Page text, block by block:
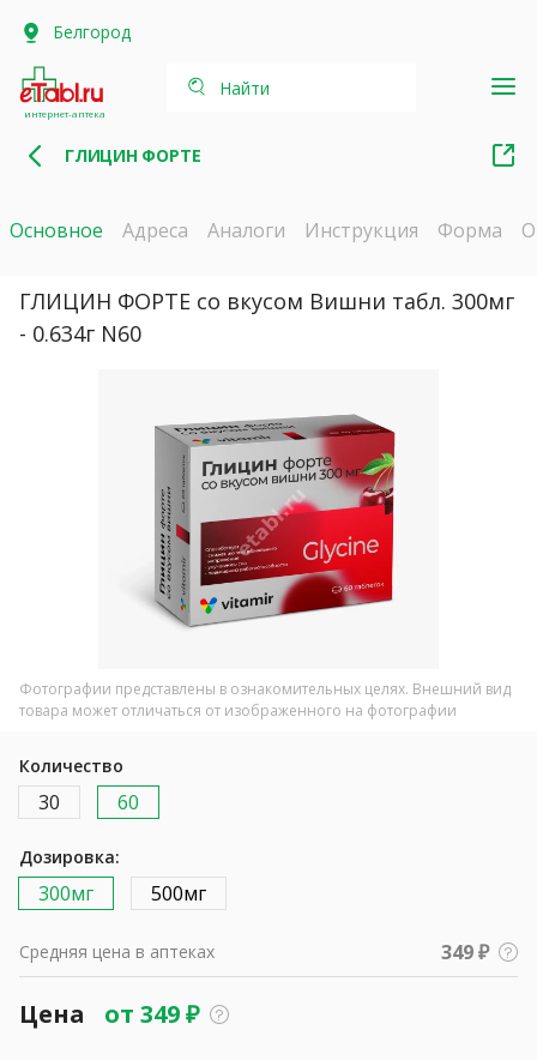
Белгород
интернет-аптека
Найти
ГЛИЦИН ФОРТЕ
Основное Адреса Аналоги Инструкция Форма
ГЛИЦИН ФОРТЕ со вкусом Вишни табл. 300мг
- 0.634г N60
Фотографии представлены в ознакомительных целях. Внешний вид
товара может отличаться от изображенного на фотографии
Количество
30 60
Дозировка:
300мг 500мг
Средняя цена в аптеках 349 ₽
Цена от 349₽